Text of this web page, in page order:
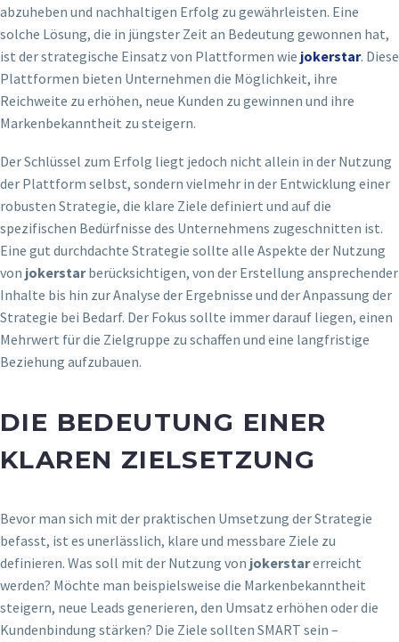
abzuheben und nachhaltigen Erfolg zu gewährleisten. Eine
solche Lösung, die in jüngster Zeit an Bedeutung gewonnen hat,
ist der strategische Einsatz von Plattformen wie jokerstar. Diese
Plattformen bieten Unternehmen die Möglichkeit, ihre
Reichweite zu erhöhen, neue Kunden zu gewinnen und ihre
Markenbekanntheit zu steigern.
Der Schlüssel zum Erfolg liegt jedoch nicht allein in der Nutzung
der Plattform selbst, sondern vielmehr in der Entwicklung einer
robusten Strategie, die klare Ziele definiert und auf die
spezifischen Bedürfnisse des Unternehmens zugeschnitten ist.
Eine gut durchdachte Strategie sollte alle Aspekte der Nutzung
von jokerstarberücksichtigen, von der Erstellung ansprechender
Inhalte bis hin zur Analyse der Ergebnisse und der Anpassung der
Strategie bei Bedarf. Der Fokus sollte immer darauf liegen, einen
Mehrwert für die Zielgruppe zu schaffen und eine langfristige
Beziehung aufzubauen.
DIE BEDEUTUNG EINER
KLAREN ZIELSETZUNG
Bevor man sich mit der praktischen Umsetzung der Strategie
befasst, ist es unerlässlich, klare und messbare Ziele zu
definieren. Was soll mit der Nutzung von jokerstarerreicht
werden? Möchte man beispielsweise die Markenbekanntheit
steigern, neue Leads generieren, den Umsatz erhöhen oder die
Kundenbindung stärken? Die Ziele sollten SMART sein –